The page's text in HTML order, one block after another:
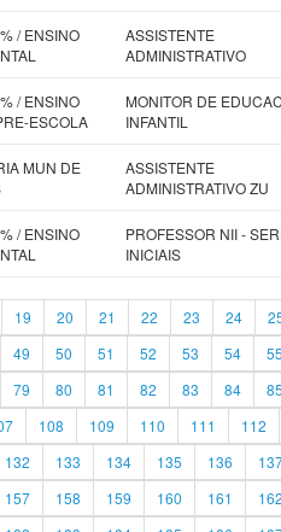
/ ENSINO
ASSISTENTE
ADMINISTRATIVO
/ ENSINO
ESCOLA
MONITOR DE
INFANTIL
MUN DE
ASSISTENTE
ADMINISTRATIVO ZU
/ ENSINO
PROFESSOR NII -
INICIAIS
19 20 21 22 23 24
49 50 51 52 53 54 55
79 80 81 82 83 84 85
108 109 110 111 112
132 133 134 135 136
157 158 159 160 161 162